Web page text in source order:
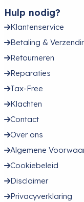
Hulp nodig?
Klantenservice
Betaling &
Retourneren
Reparaties
Tax-Free
Klachten
Contact
Over ons
Algemene
Cookiebeleid
Disclaimer
Privacyverklaring